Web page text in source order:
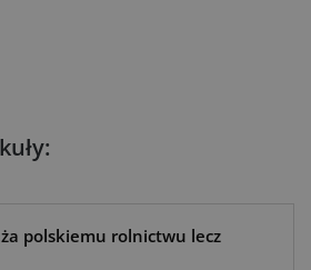
polskiemu rolnictwu lecz